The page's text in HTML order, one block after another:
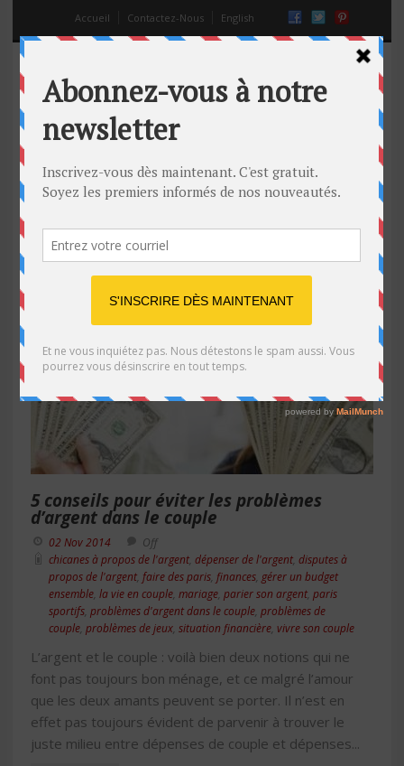
Accueil Contactez-Nous English
gérer un budget ensemble
5 conseils pour éviter les problèmes
d’argent dans le couple
02 Nov 2014
Off
chicanes à propos de l'argent dépenser de l'argent disputes à
propos de l'argent faire des paris finances gérer un budget
ensemble la vie en couple mariage parier son argent paris
sportifs problèmes d'argent dans le couple problèmes de
couple problèmes de jeux situation financière vivre son couple
L’argent et le couple : voilà bien deux notions qui ne
font pas toujours bon ménage, et ce malgré l’amour
que les deux amants peuvent se porter. Il n’est en
effet pas toujours évident de parvenir à trouver le
juste milieu entre dépenses de couple et dépenses...